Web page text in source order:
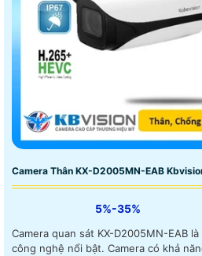
Camera Thân KX-D2005MN-EAB
5%-35%
Camera quan sát KX-D2005MN-EAB
công nghệ nổi bật. Camera có khả năng chống báo động giả